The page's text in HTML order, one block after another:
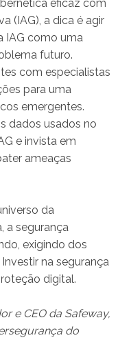
eficaz com
(IAG), a dica é agir
IAG como uma
futuro.
com especialistas
para uma
emergentes.
dados usados no
e invista em
ameaças
da
a segurança
exigindo dos
na segurança
digital.
e CEO da Safeway,
do